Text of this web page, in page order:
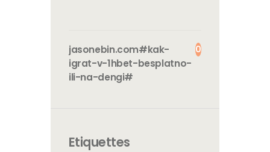
jasonebin.com#kak-
igrat-v-1hbet-besplatno-
ili-na-dengi#
0
Etiquettes